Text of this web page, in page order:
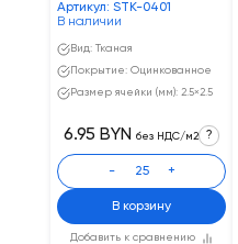
Артикул: STK-0401
В наличии
Вид: Тканая
Покрытие: Оцинкованное
Размер ячейки (мм): 2.5×2.5
Добавить к сравнению
6.95 BYN без НДС/м2 ?
- +
В корзину